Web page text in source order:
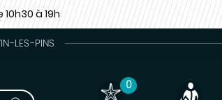
10h30 à 19h
LES-PINS
0